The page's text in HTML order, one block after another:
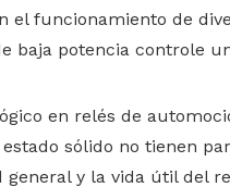
el funcionamiento de
potencia controle
en relés de
sólido no tienen
y la vida útil del